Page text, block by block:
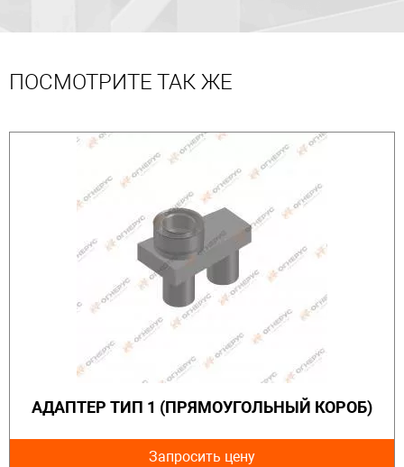
ПОСМОТРИТЕ ТАК ЖЕ
АДАПТЕР ТИП 1 (ПРЯМОУГОЛЬНЫЙ КОРОБ)
Запросить цену